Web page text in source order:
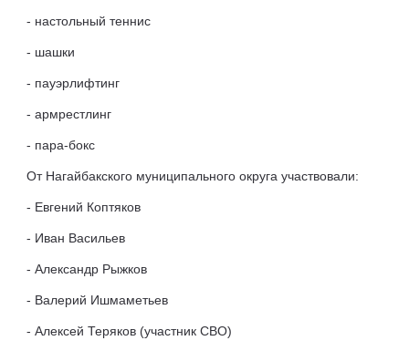
- настольный теннис
- шашки
- пауэрлифтинг
- армрестлинг
- пара-бокс
От Нагайбакского муниципального округа участвовали:
- Евгений Коптяков
- Иван Васильев
- Александр Рыжков
- Валерий Ишмаметьев
- Алексей Теряков (участник СВО)